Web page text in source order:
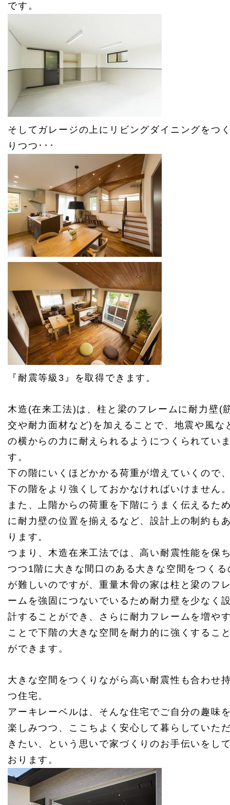
です。
そしてガレージの上にリビングダイニングをつ
りつつ･･･
『耐震等級3』を取得できます。
木造(在来工法)は、柱と梁のフレームに耐力壁(
交や耐力面材など)を加えることで、地震や風な
の横からの力に耐えられるようにつくられてい
す。
下の階にいくほどかかる荷重が増えていくので
下の階をより強くしておかなければいけません
また、上階からの荷重を下階にうまく伝えるた
に耐力壁の位置を揃えるなど、設計上の制約も
ります。
つまり、木造在来工法では、高い耐震性能を保
つつ1階に大きな間口のある大きな空間をつくる
が難しいのですが、重量木骨の家は柱と梁のフ
ームを強固につないでいるため耐力壁を少なく
計することができ、さらに耐力フレームを増や
ことで下階の大きな空間を耐力的に強くするこ
ができます。
大きな空間をつくりながら高い耐震性も合わせ
つ住宅。
アーキレーベルは、そんな住宅でご自分の趣味
楽しみつつ、ここちよく安心して暮らしていた
きたい、という思いで家づくりのお手伝いをし
おります。